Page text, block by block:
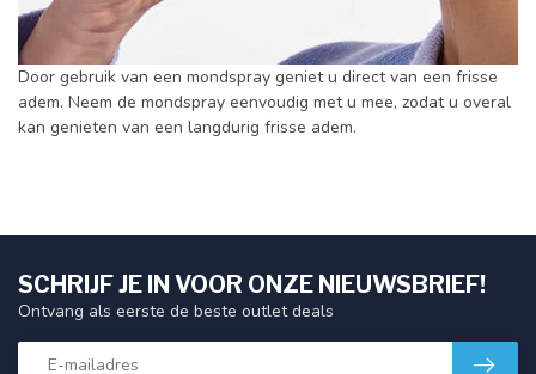
Door gebruik van een mondspray geniet u direct van een frisse
adem. Neem de mondspray eenvoudig met u mee, zodat u overal
kan genieten van een langdurig frisse adem.
SCHRIJF JE IN VOOR ONZE NIEUWSBRIEF!
Ontvang als eerste de beste outlet deals